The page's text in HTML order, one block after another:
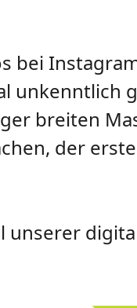
bei
unkenntlich
breiten
der
unserer